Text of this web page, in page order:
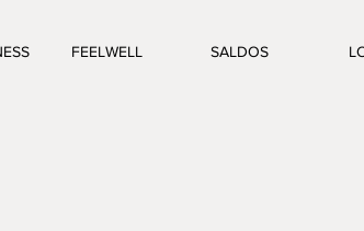
FEELWELL SALDOS